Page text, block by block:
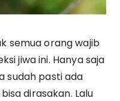
semua orang wajib
jiwa ini. Hanya saja
sudah pasti ada
dirasakan. Lalu